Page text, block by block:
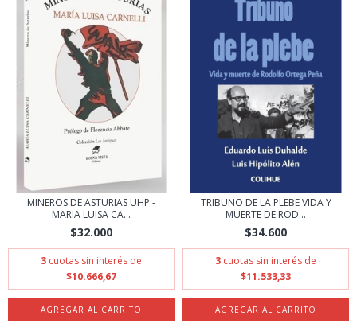
MINEROS DE ASTURIAS UHP -
MARIA LUISA CA...
$32.000
3 cuotas sin interés de
$10.666,67
TRIBUNO DE LA PLEBE VIDA Y
MUERTE DE ROD...
$34.600
3 cuotas sin interés de
$11.533,33